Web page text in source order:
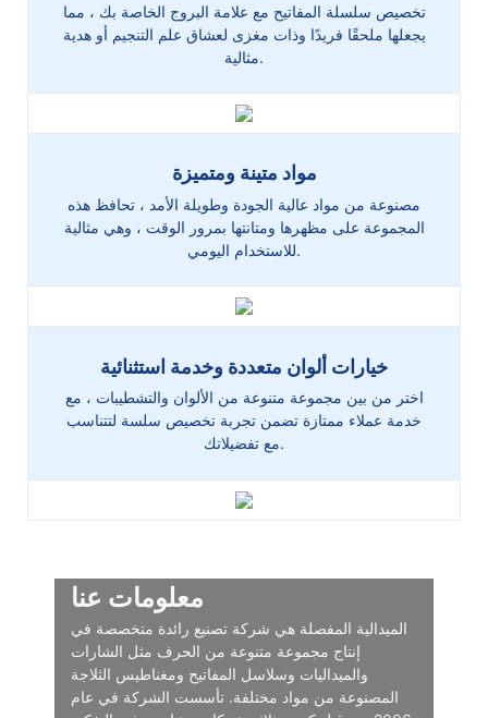
تخصيص سلسلة المفاتيح مع علامة البروج الخاصة بك ، مما
يجعلها ملحقًا فريدًا وذات مغزى لعشاق علم التنجيم أو هدية
مثالية.
مواد متينة ومتميزة
مصنوعة من مواد عالية الجودة وطويلة الأمد ، تحافظ هذه
المجموعة على مظهرها ومتانتها بمرور الوقت ، وهي مثالية
للاستخدام اليومي.
خيارات ألوان متعددة وخدمة استثنائية
اختر من بين مجموعة متنوعة من الألوان والتشطيبات ، مع
خدمة عملاء ممتازة تضمن تجربة تخصيص سلسة لتتناسب
مع تفضيلاتك.
معلومات عنا
الميدالية المفصلة هي شركة تصنيع رائدة متخصصة في
إنتاج مجموعة متنوعة من الحرف مثل الشارات
والميداليات وسلاسل المفاتيح ومغناطيس الثلاجة
المصنوعة من مواد مختلفة. تأسست الشركة في عام